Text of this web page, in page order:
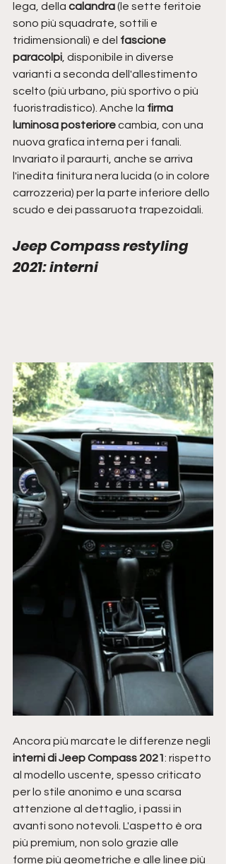
lega, della calandra (le sette feritoie
sono più squadrate, sottili e
tridimensionali) e del fascione
paracolpi , disponibile in diverse
varianti a seconda dell'allestimento
scelto (più urbano, più sportivo o più
fuoristradistico). Anche la firma
luminosa posteriore cambia, con una
nuova grafica interna per i fanali.
Invariato il paraurti, anche se arriva
l'inedita finitura nera lucida (o in colore
carrozzeria) per la parte inferiore dello
scudo e dei passaruota trapezoidali.
Jeep Compass restyling
2021: interni
Ancora più marcate le differenze negli
interni di Jeep Compass 2021: rispetto
al modello uscente, spesso criticato
per lo stile anonimo e una scarsa
attenzione al dettaglio, i passi in
avanti sono notevoli. L'aspetto è ora
più premium, non solo grazie alle
forme più geometriche e alle linee più